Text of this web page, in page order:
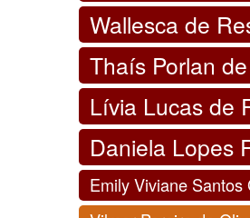
Wallesca de
Thaís Porlan
Lívia Lucas de
Daniela Lopes
Emily Viviane Santos